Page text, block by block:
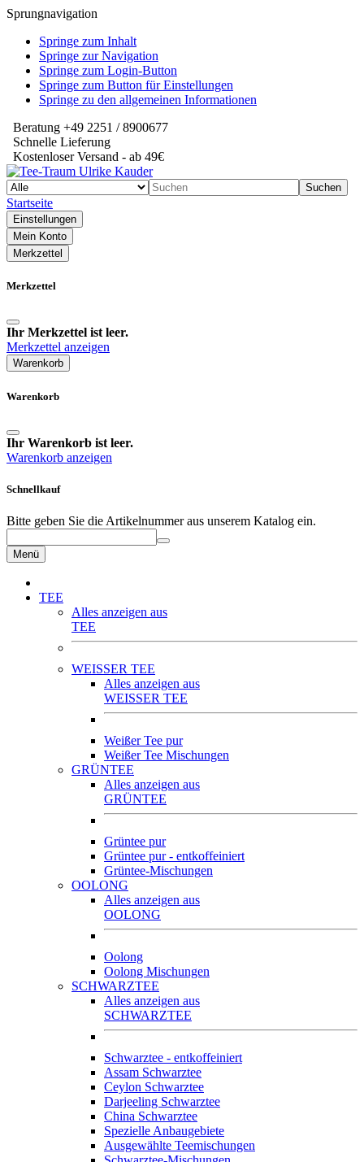
Sprungnavigation
Springe zum Inhalt
Springe zur Navigation
Springe zum Login-Button
Springe zum Button für Einstellungen
Springe zu den allgemeinen Informationen
Beratung +49 2251 / 8900677
Schnelle Lieferung
Kostenloser Versand - ab 49€
Suchen
Startseite
Einstellungen
Mein Konto
Merkzettel
Merkzettel
Ihr Merkzettel ist leer.
Merkzettel anzeigen
Warenkorb
Warenkorb
Ihr Warenkorb ist leer.
Warenkorb anzeigen
Schnellkauf
Bitte geben Sie die Artikelnummer aus unserem Katalog ein.
Menü
TEE
Alles anzeigen aus
TEE
WEISSER TEE
Alles anzeigen aus
WEISSER TEE
Weißer Tee pur
Weißer Tee Mischungen
GRÜNTEE
Alles anzeigen aus
GRÜNTEE
Grüntee pur
Grüntee pur - entkoffeiniert
Grüntee-Mischungen
OOLONG
Alles anzeigen aus
OOLONG
Oolong
Oolong Mischungen
SCHWARZTEE
Alles anzeigen aus
SCHWARZTEE
Schwarztee - entkoffeiniert
Assam Schwarztee
Ceylon Schwarztee
Darjeeling Schwarztee
China Schwarztee
Spezielle Anbaugebiete
Ausgewählte Teemischungen